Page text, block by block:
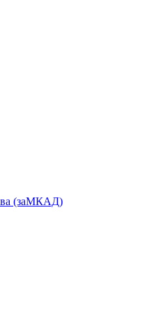
(заМКАД)